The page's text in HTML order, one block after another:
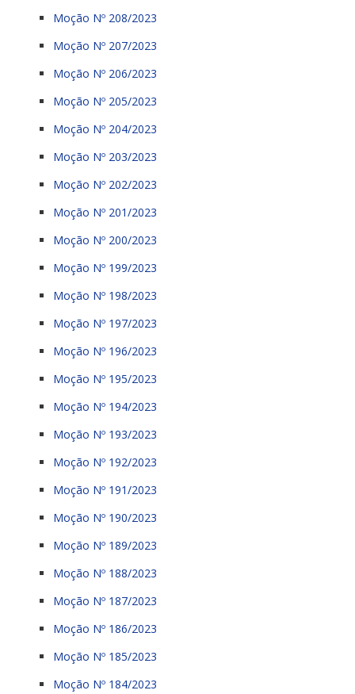
Moção Nº 208/2023
Moção Nº 207/2023
Moção Nº 206/2023
Moção Nº 205/2023
Moção Nº 204/2023
Moção Nº 203/2023
Moção Nº 202/2023
Moção Nº 201/2023
Moção Nº 200/2023
Moção Nº 199/2023
Moção Nº 198/2023
Moção Nº 197/2023
Moção Nº 196/2023
Moção Nº 195/2023
Moção Nº 194/2023
Moção Nº 193/2023
Moção Nº 192/2023
Moção Nº 191/2023
Moção Nº 190/2023
Moção Nº 189/2023
Moção Nº 188/2023
Moção Nº 187/2023
Moção Nº 186/2023
Moção Nº 185/2023
Moção Nº 184/2023